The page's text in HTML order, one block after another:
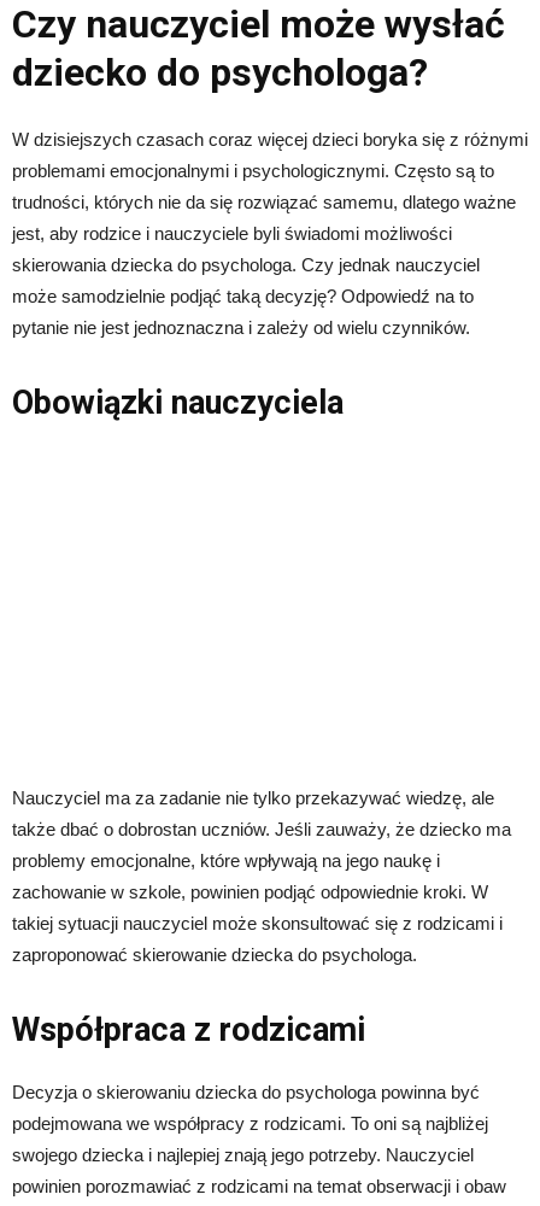
Czy nauczyciel może wysłać
dziecko do psychologa?
W dzisiejszych czasach coraz więcej dzieci boryka się z różnymi
problemami emocjonalnymi i psychologicznymi. Często są to
trudności, których nie da się rozwiązać samemu, dlatego ważne
jest, aby rodzice i nauczyciele byli świadomi możliwości
skierowania dziecka do psychologa. Czy jednak nauczyciel
może samodzielnie podjąć taką decyzję? Odpowiedź na to
pytanie nie jest jednoznaczna i zależy od wielu czynników.
Obowiązki nauczyciela
Nauczyciel ma za zadanie nie tylko przekazywać wiedzę, ale
także dbać o dobrostan uczniów. Jeśli zauważy, że dziecko ma
problemy emocjonalne, które wpływają na jego naukę i
zachowanie w szkole, powinien podjąć odpowiednie kroki. W
takiej sytuacji nauczyciel może skonsultować się z rodzicami i
zaproponować skierowanie dziecka do psychologa.
Współpraca z rodzicami
Decyzja o skierowaniu dziecka do psychologa powinna być
podejmowana we współpracy z rodzicami. To oni są najbliżej
swojego dziecka i najlepiej znają jego potrzeby. Nauczyciel
powinien porozmawiać z rodzicami na temat obserwacji i obaw